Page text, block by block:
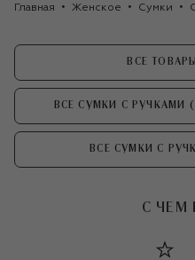
Главная Женское Сумки
ВСЕ ТОВАРЫ
ВСЕ СУМКИ С РУЧКАМИ
ВСЕ СУМКИ С
С ЧЕМ